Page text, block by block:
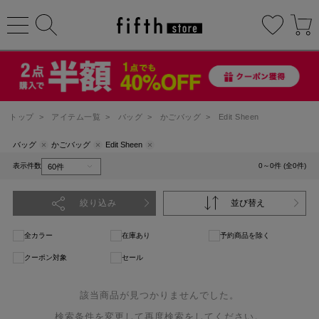
トップ > アイテム一覧 > バッグ > かごバッグ > Edit Sheen
バッグ かごバッグ Edit Sheen
表示件数 0～0件 (全0件)
絞り込み 並び替え
全カラー 在庫あり 予約商品を除く
クーポン対象 セール
該当商品が見つかりませんでした。
検索条件を変更して再度検索をしてください。